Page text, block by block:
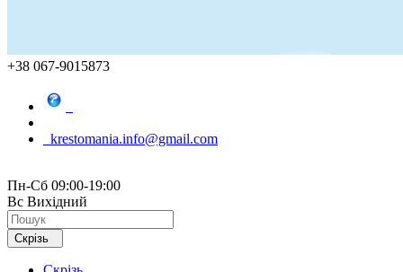
+38 067-9015873
krestomania.info@gmail.com
Пн-Сб 09:00-19:00
Вс Вихідний
Скрізь